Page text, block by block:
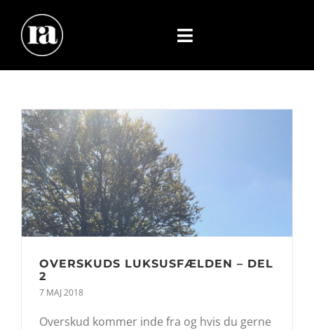
content
Toggle
Navigation
OVERSKUDS LUKSUSFÆLDEN – DEL
2
7 MAJ 2018
Overskud kommer inde fra og hvis du gerne